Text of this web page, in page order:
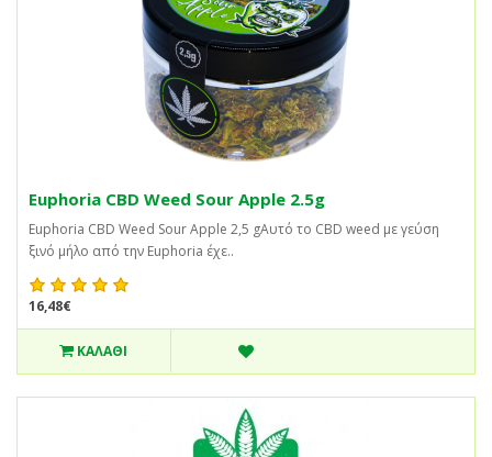
Euphoria CBD Weed Sour Apple 2.5g
Euphoria CBD Weed Sour Apple 2,5 gΑυτό το CBD weed με γεύση
ξινό μήλο από την Euphoria έχε..
16,48€
ΚΑΛΆΘΙ